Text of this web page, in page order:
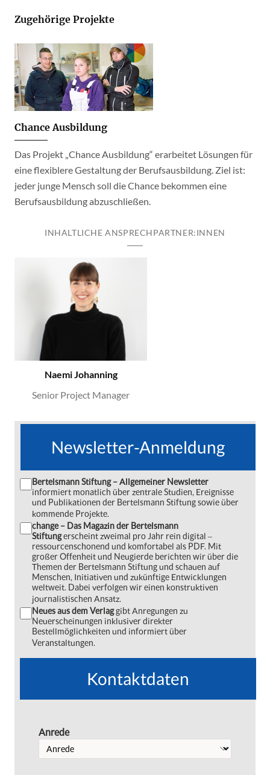
Zugehörige Projekte
Chance Ausbildung
Das Projekt „Chance Ausbildung“ erarbeitet Lösungen für
eine flexiblere Gestaltung der Berufsausbildung. Ziel ist:
jeder junge Mensch soll die Chance bekommen eine
Berufsausbildung abzuschließen.
INHALTLICHE ANSPRECHPARTNER:INNEN
Naemi Johanning
Senior Project Manager
Newsletter-Anmeldung
Bertelsmann Stiftung – Allgemeiner Newsletter
informiert monatlich über zentrale Studien, Ereignisse
und Publikationen der Bertelsmann Stiftung sowie über
kommende Projekte.
change – Das Magazin der Bertelsmann
Stiftungerscheint zweimal pro Jahr rein digital ‒
ressourcenschonend und komfortabel als PDF. Mit
großer Offenheit und Neugierde berichten wir über die
Themen der Bertelsmann Stiftung und schauen auf
Menschen, Initiativen und zukünftige Entwicklungen
weltweit. Dabei verfolgen wir einen konstruktiven
journalistischen Ansatz.
Neues aus dem Verlaggibt Anregungen zu
Neuerscheinungen inklusiver direkter
Bestellmöglichkeiten und informiert über
Veranstaltungen.
Kontaktdaten
Anrede